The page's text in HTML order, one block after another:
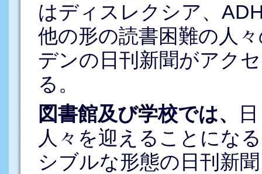
はディスレクシア、
他の形の読書困難の人
デンの日刊新聞がアク
る。
図書館及び学校では、
人々を迎えることにな
シブルな形態の日刊新